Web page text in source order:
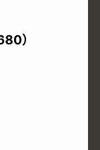
）